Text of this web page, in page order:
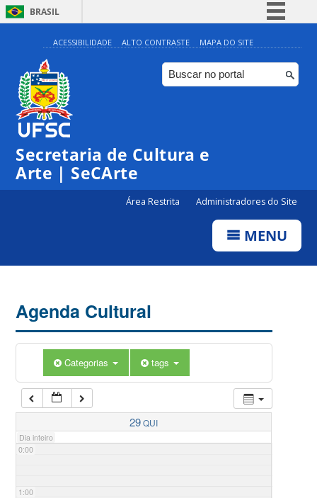
BRASIL
Simplifique!
Comunica BR
Participe
ACESSIBILIDADE ALTO CONTRASTE MAPA DO SITE
Secretaria de Cultura e
Arte | SeCArte
Área Restrita Administradores do Site
MENU
Agenda Cultural
Categorias tags
29QUI
Dia inteiro
0:00
1:00